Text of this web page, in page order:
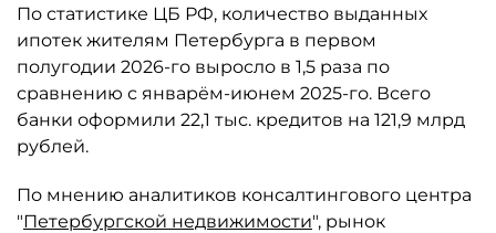
По статистике ЦБ РФ, количество выданных
ипотек жителям Петербурга в первом
полугодии 2026-го выросло в 1,5 раза по
сравнению с январём-июнем 2025-го. Всего
банки оформили 22,1 тыс. кредитов на 121,9 млрд
рублей.
По мнению аналитиков консалтингового центра
"Петербургской недвижимости", рынок